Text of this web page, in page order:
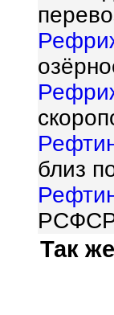
близ
РСФСР,
Так